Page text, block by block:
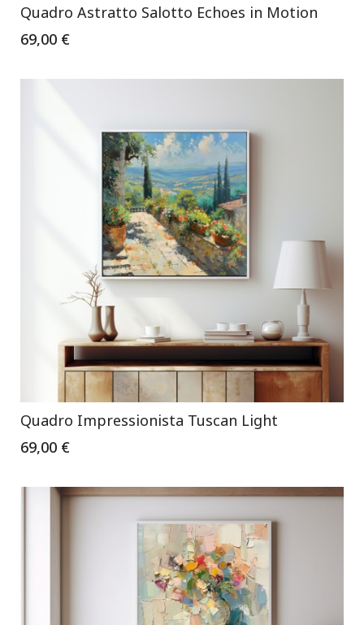
Quadro Astratto Salotto Echoes in Motion
69,00 €
Quadro Impressionista Tuscan Light
69,00 €